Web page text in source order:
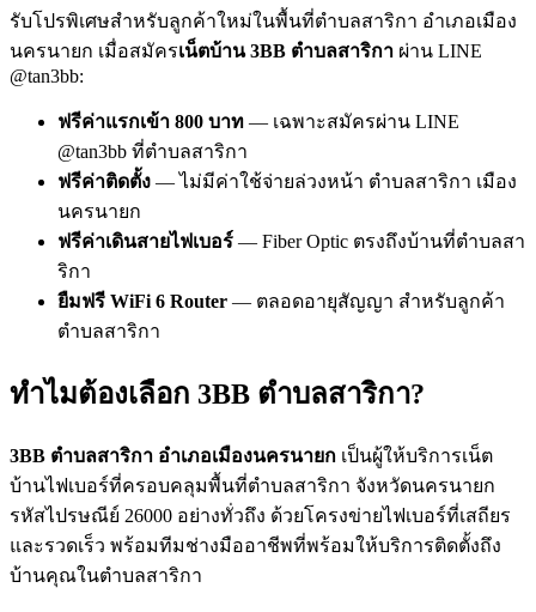
รับโปรพิเศษสำหรับลูกค้าใหม่ในพื้นที่ตำบลสาริกา อำเภอเมือง
นครนายก เมื่อสมัครเน็ตบ้าน 3BB ตำบลสาริกา ผ่าน LINE
@tan3bb:
ฟรีค่าแรกเข้า 800 บาท — เฉพาะสมัครผ่าน LINE
@tan3bb ที่ตำบลสาริกา
ฟรีค่าติดตั้ง — ไม่มีค่าใช้จ่ายล่วงหน้า ตำบลสาริกา เมือง
นครนายก
ฟรีค่าเดินสายไฟเบอร์ — Fiber Optic ตรงถึงบ้านที่ตำบลสา
ริกา
ยืมฟรี WiFi 6 Router — ตลอดอายุสัญญา สำหรับลูกค้า
ตำบลสาริกา
ทำไมต้องเลือก 3BB ตำบลสาริกา?
3BB ตำบลสาริกา อำเภอเมืองนครนายก เป็นผู้ให้บริการเน็ต
บ้านไฟเบอร์ที่ครอบคลุมพื้นที่ตำบลสาริกา จังหวัดนครนายก
รหัสไปรษณีย์ 26000 อย่างทั่วถึง ด้วยโครงข่ายไฟเบอร์ที่เสถียร
และรวดเร็ว พร้อมทีมช่างมืออาชีพที่พร้อมให้บริการติดตั้งถึง
บ้านคุณในตำบลสาริกา